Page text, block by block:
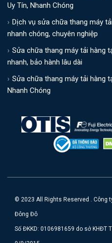
Uy Tín, Nhanh Chóng
Dịch vụ sửa chữa thang máy
nhanh chóng, chuyên nghiệp
Sửa chữa thang máy tải hàng
nhanh, bảo hành lâu dài
Sửa chữa thang máy tải hàng
Nhanh Chóng
© 2023 All Rights Reserved . Công
Đông Đô
Số ĐKKD: 0106981659 do sở KHĐT